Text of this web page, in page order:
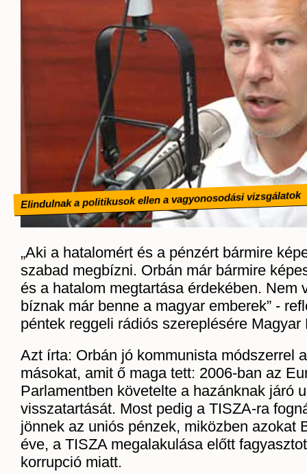
Elindulnak a politikusok ellen a vagyonosodási vizsgálatok
„Aki a hatalomért és a pénzért bármire
szabad megbízni. Orbán már bármire
és a hatalom megtartása érdekében. Nem
bíznak már benne a magyar emberek” -
péntek reggeli rádiós szereplésére Magyar
Azt írta: Orbán jó kommunista módszerrel
másokat, amit ő maga tett: 2006-ban az
Parlamentben követelte a hazánknak járó
visszatartását. Most pedig a TISZA-ra
jönnek az uniós pénzek, miközben azokat
éve, a TISZA megalakulása előtt
korrupció miatt.